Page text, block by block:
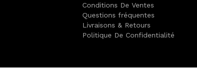
Conditions De Ventes
Questions fréquentes
Livraisons & Retours
Politique De Confidentialité